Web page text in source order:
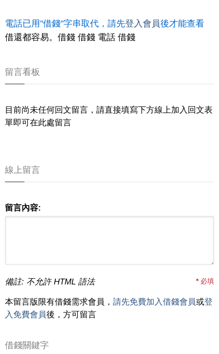
電話已用"借錢"字串取代，請先登入會員後才能查看
借還都容易。借錢 借錢 電話 借錢
留言看板
目前尚未任何回文留言，請直接填寫下方線上加入回文表
單即可在此處留言
線上留言
留言內容:
備註: 不允許 HTML 語法 *必填
本留言版限有借錢需求會員， 請先免費加入借錢會員或登
入免費會員後，方可留言
借錢關鍵字